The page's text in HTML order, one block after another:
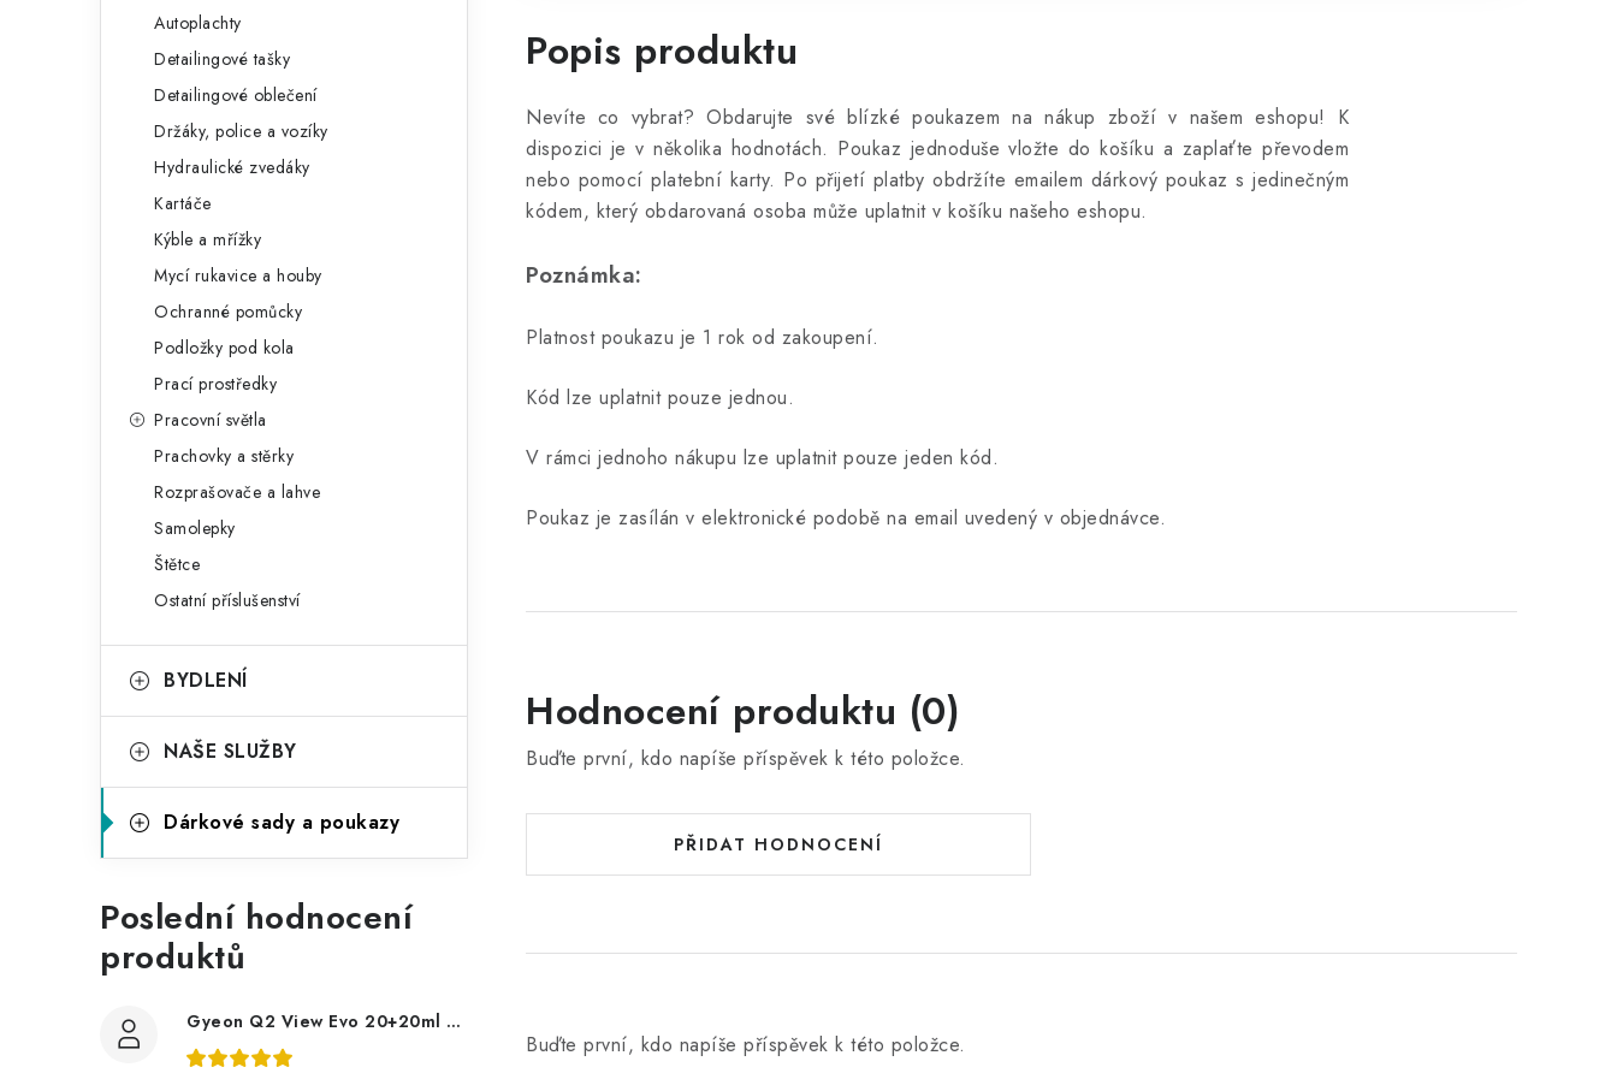
Autoplachty
Detailingové tašky
Detailingové oblečení
Držáky, police a vozíky
Hydraulické zvedáky
Kartáče
Kýble a mřížky
Mycí rukavice a houby
Ochranné pomůcky
Podložky pod kola
Prací prostředky
Pracovní světla
Prachovky a stěrky
Rozprašovače a lahve
Samolepky
Štětce
Ostatní příslušenství
BYDLENÍ
NAŠE SLUŽBY
Dárkové sady a poukazy
Poslední hodnocení
produktů
Gyeon Q2 View Evo 20+20ml nanopovlak na okna
Popis produktu
Nevíte co vybrat? Obdarujte své blízké poukazem na nákup zboží v našem eshopu! K
dispozici je v několika hodnotách. Poukaz jednoduše vložte do košíku a zaplaťte převodem
nebo pomocí platební karty. Po přijetí platby obdržíte emailem dárkový poukaz s jedinečným
kódem, který obdarovaná osoba může uplatnit v košíku našeho eshopu.
Poznámka:
Platnost poukazu je 1 rok od zakoupení.
Kód lze uplatnit pouze jednou.
V rámci jednoho nákupu lze uplatnit pouze jeden kód.
Poukaz je zasílán v elektronické podobě na email uvedený v objednávce.
Hodnocení produktu (0)
Buďte první, kdo napíše příspěvek k této položce.
PŘIDAT HODNOCENÍ
Buďte první, kdo napíše příspěvek k této položce.